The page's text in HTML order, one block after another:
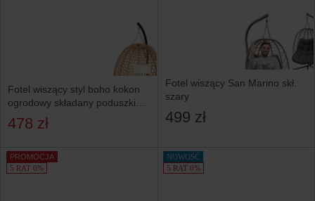
Fotel wiszący styl boho kokon
ogrodowy składany poduszki
FUNFIT GARDEN
478 zł
Fotel wiszący San Marino skł.
szary
499 zł
PROMOCJA
5 RAT 0%
NOWOŚĆ
5 RAT 0%